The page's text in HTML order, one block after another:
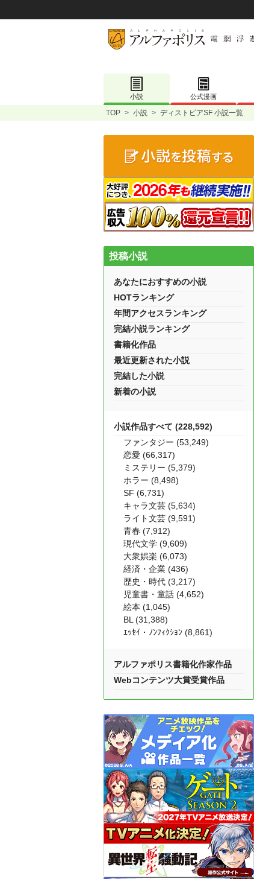
小説 公式漫画
TOP > 小説 > ディストピアSF 小説一覧
投稿小説
あなたにおすすめの小説
HOTランキング
年間アクセスランキング
完結小説ランキング
書籍化作品
最近更新された小説
完結した小説
新着の小説
小説作品すべて (228,592)
ファンタジー (53,249)
恋愛 (66,317)
ミステリー (5,379)
ホラー (8,498)
SF (6,731)
キャラ文芸 (5,634)
ライト文芸 (9,591)
青春 (7,912)
現代文学 (9,609)
大衆娯楽 (6,073)
経済・企業 (436)
歴史・時代 (3,217)
児童書・童話 (4,652)
絵本 (1,045)
BL (31,388)
ｴｯｾｲ・ﾉﾝﾌｨｸｼｮﾝ (8,861)
アルファポリス書籍化作家作品
Webコンテンツ大賞受賞作品